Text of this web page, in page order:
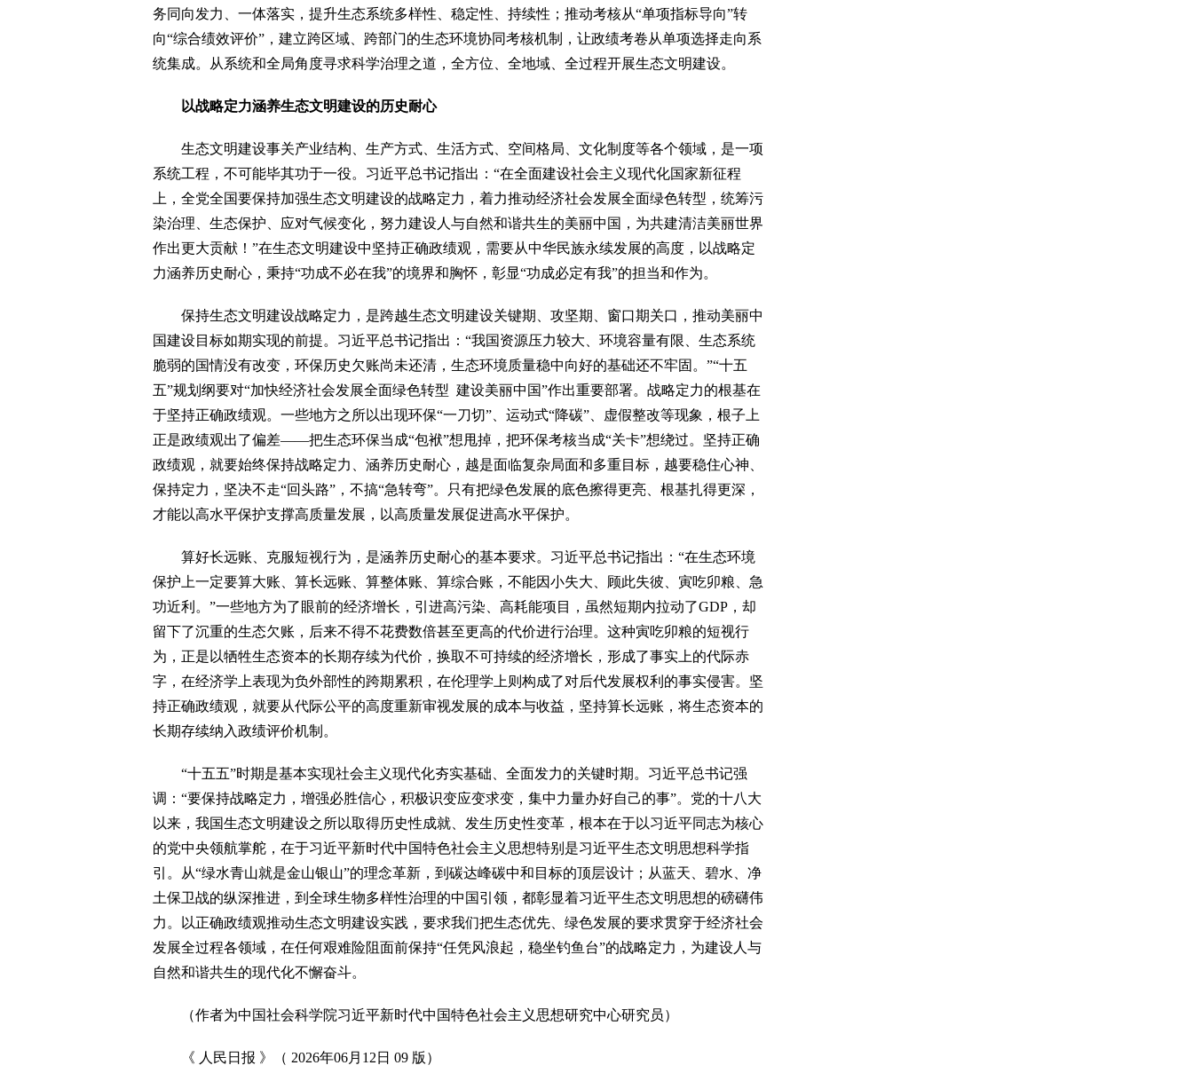
务同向发力、一体落实，提升生态系统多样性、稳定性、持续性；推动考核从“单项指标导向”转
向“综合绩效评价”，建立跨区域、跨部门的生态环境协同考核机制，让政绩考卷从单项选择走向系
统集成。从系统和全局角度寻求科学治理之道，全方位、全地域、全过程开展生态文明建设。
以战略定力涵养生态文明建设的历史耐心
生态文明建设事关产业结构、生产方式、生活方式、空间格局、文化制度等各个领域，是一项
系统工程，不可能毕其功于一役。习近平总书记指出：“在全面建设社会主义现代化国家新征程
上，全党全国要保持加强生态文明建设的战略定力，着力推动经济社会发展全面绿色转型，统筹污
染治理、生态保护、应对气候变化，努力建设人与自然和谐共生的美丽中国，为共建清洁美丽世界
作出更大贡献！”在生态文明建设中坚持正确政绩观，需要从中华民族永续发展的高度，以战略定
力涵养历史耐心，秉持“功成不必在我”的境界和胸怀，彰显“功成必定有我”的担当和作为。
保持生态文明建设战略定力，是跨越生态文明建设关键期、攻坚期、窗口期关口，推动美丽中
国建设目标如期实现的前提。习近平总书记指出：“我国资源压力较大、环境容量有限、生态系统
脆弱的国情没有改变，环保历史欠账尚未还清，生态环境质量稳中向好的基础还不牢固。”“十五
五”规划纲要对“加快经济社会发展全面绿色转型 建设美丽中国”作出重要部署。战略定力的根基在
于坚持正确政绩观。一些地方之所以出现环保“一刀切”、运动式“降碳”、虚假整改等现象，根子上
正是政绩观出了偏差——把生态环保当成“包袱”想甩掉，把环保考核当成“关卡”想绕过。坚持正确
政绩观，就要始终保持战略定力、涵养历史耐心，越是面临复杂局面和多重目标，越要稳住心神、
保持定力，坚决不走“回头路”，不搞“急转弯”。只有把绿色发展的底色擦得更亮、根基扎得更深，
才能以高水平保护支撑高质量发展，以高质量发展促进高水平保护。
算好长远账、克服短视行为，是涵养历史耐心的基本要求。习近平总书记指出：“在生态环境
保护上一定要算大账、算长远账、算整体账、算综合账，不能因小失大、顾此失彼、寅吃卯粮、急
功近利。”一些地方为了眼前的经济增长，引进高污染、高耗能项目，虽然短期内拉动了GDP，却
留下了沉重的生态欠账，后来不得不花费数倍甚至更高的代价进行治理。这种寅吃卯粮的短视行
为，正是以牺牲生态资本的长期存续为代价，换取不可持续的经济增长，形成了事实上的代际赤
字，在经济学上表现为负外部性的跨期累积，在伦理学上则构成了对后代发展权利的事实侵害。坚
持正确政绩观，就要从代际公平的高度重新审视发展的成本与收益，坚持算长远账，将生态资本的
长期存续纳入政绩评价机制。
“十五五”时期是基本实现社会主义现代化夯实基础、全面发力的关键时期。习近平总书记强
调：“要保持战略定力，增强必胜信心，积极识变应变求变，集中力量办好自己的事”。党的十八大
以来，我国生态文明建设之所以取得历史性成就、发生历史性变革，根本在于以习近平同志为核心
的党中央领航掌舵，在于习近平新时代中国特色社会主义思想特别是习近平生态文明思想科学指
引。从“绿水青山就是金山银山”的理念革新，到碳达峰碳中和目标的顶层设计；从蓝天、碧水、净
土保卫战的纵深推进，到全球生物多样性治理的中国引领，都彰显着习近平生态文明思想的磅礴伟
力。以正确政绩观推动生态文明建设实践，要求我们把生态优先、绿色发展的要求贯穿于经济社会
发展全过程各领域，在任何艰难险阻面前保持“任凭风浪起，稳坐钓鱼台”的战略定力，为建设人与
自然和谐共生的现代化不懈奋斗。
（作者为中国社会科学院习近平新时代中国特色社会主义思想研究中心研究员）
《 人民日报 》（ 2026年06月12日 09 版）